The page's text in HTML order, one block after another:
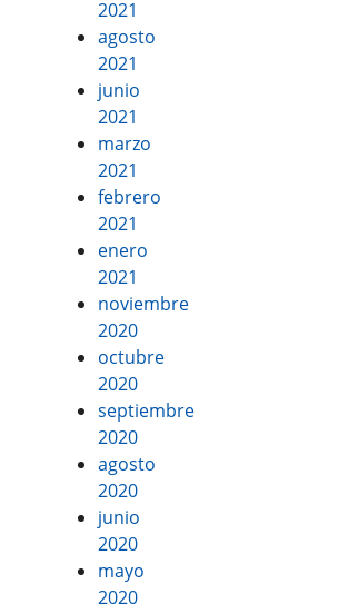
2021
agosto
2021
junio
2021
marzo
2021
febrero
2021
enero
2021
noviembre
2020
octubre
2020
septiembre
2020
agosto
2020
junio
2020
mayo
2020